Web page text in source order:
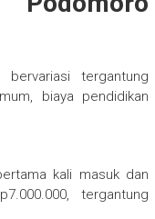
tergantung
biaya pendidikan
kali masuk dan
tergantung